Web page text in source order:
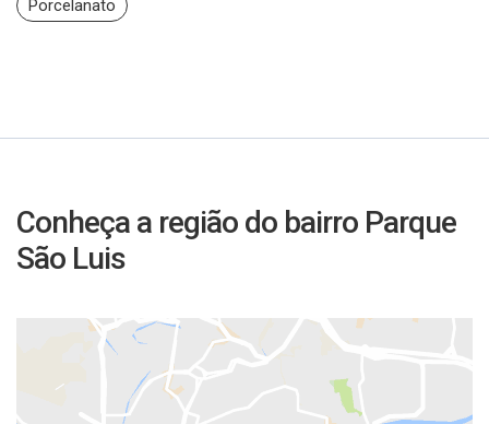
Porcelanato
Conheça a região do bairro Parque
São Luis